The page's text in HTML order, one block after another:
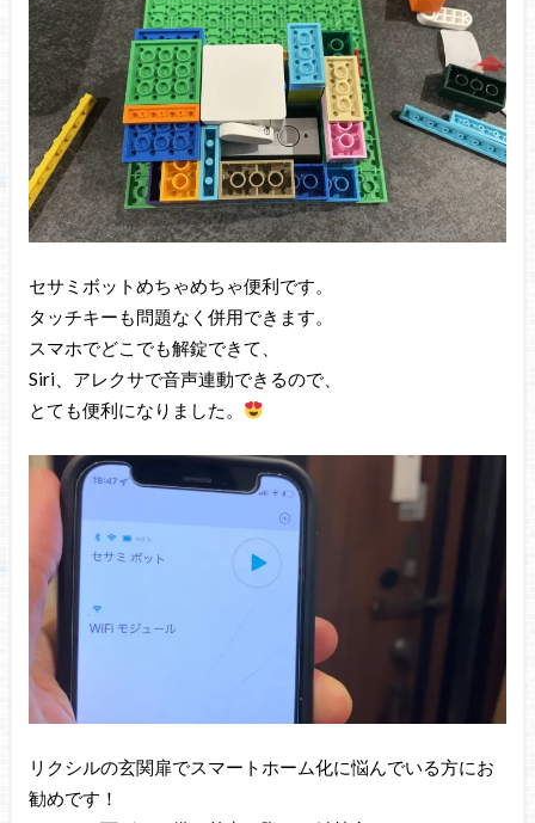
セサミボットめちゃめちゃ便利です。
タッチキーも問題なく併用できます。
スマホでどこでも解錠できて、
Siri、アレクサで音声連動できるので、
とても便利になりました。
リクシルの玄関扉でスマートホーム化に悩んでいる方にお
勧めです！